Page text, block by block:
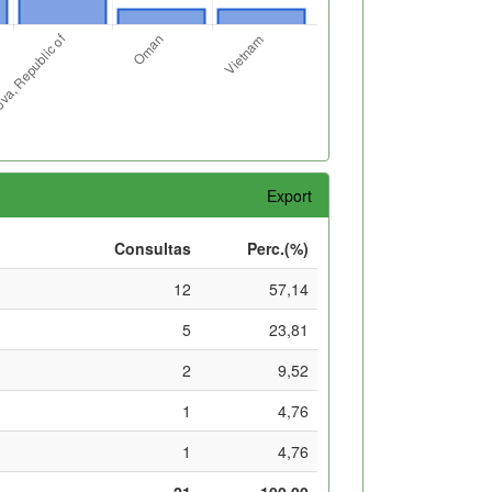
Export
Consultas
Perc.(%)
12
57,14
5
23,81
2
9,52
1
4,76
1
4,76